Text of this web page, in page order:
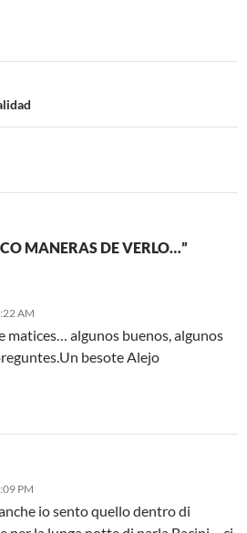
MANERAS DE VERLO…”
AM
matices… algunos buenos, algunos
besote Alejo
PM
io sento quello dentro di